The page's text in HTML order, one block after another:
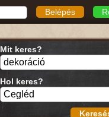
Belépés
Mit keres?
Hol keres?